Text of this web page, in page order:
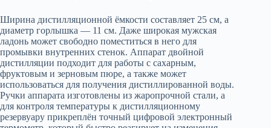
Ширина дистилляционной ёмкости составляет 25 см, а
диаметр горлышка — 11 см. Даже широкая мужская
ладонь может свободно поместиться в него для
промывки внутренних стенок. Аппарат двойной
дистилляции подходит для работы с сахарным,
фруктовым и зерновым пюре, а также может
использоваться для получения дистиллированной воды.
Ручки аппарата изготовлены из жаропрочной стали, а
для контроля температуры к дистилляционному
резервуару прикреплён точный цифровой электронный